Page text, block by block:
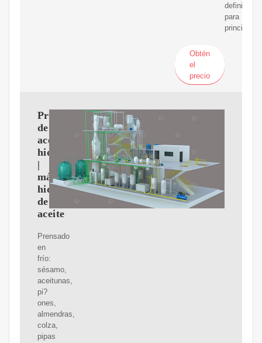
definitiva
para
Obtén
el
precio
Prensa
de
aceite
hidráulica
|
máquina
hidráulica
de
aceite
Prensado
en
frío:
sésamo,
aceitunas,
pi?
ones,
almendras,
colza,
pipas